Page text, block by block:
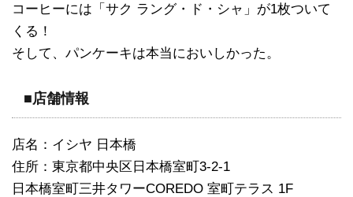
コーヒーには「サク ラング・ド・シャ」が1枚ついて
くる！
そして、パンケーキは本当においしかった。
■店舗情報
店名：イシヤ 日本橋
住所：東京都中央区日本橋室町3-2-1
日本橋室町三井タワーCOREDO 室町テラス 1F